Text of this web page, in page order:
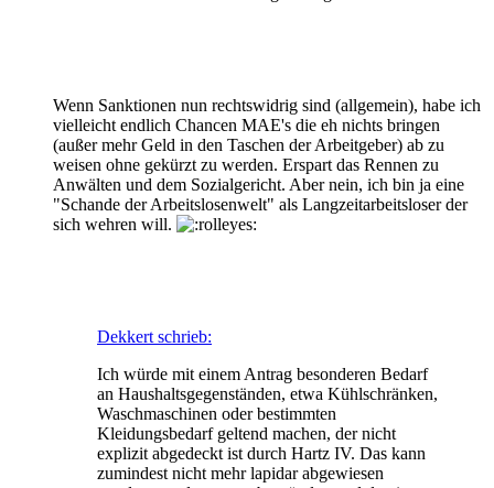
Wenn Sanktionen nun rechtswidrig sind (allgemein), habe ich
vielleicht endlich Chancen MAE's die eh nichts bringen
(außer mehr Geld in den Taschen der Arbeitgeber) ab zu
weisen ohne gekürzt zu werden. Erspart das Rennen zu
Anwälten und dem Sozialgericht. Aber nein, ich bin ja eine
"Schande der Arbeitslosenwelt" als Langzeitarbeitsloser der
sich wehren will.
Dekkert schrieb:
Ich würde mit einem Antrag besonderen Bedarf
an Haushaltsgegenständen, etwa Kühlschränken,
Waschmaschinen oder bestimmten
Kleidungsbedarf geltend machen, der nicht
explizit abgedeckt ist durch Hartz IV. Das kann
zumindest nicht mehr lapidar abgewiesen